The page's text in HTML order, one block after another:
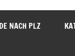
NACH PLZ